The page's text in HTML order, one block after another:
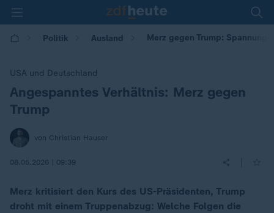
Politik Ausland Merz gegen Trump:
USA und Deutschland
:
Angespanntes Verhältnis: Merz gegen
Trump
von Christian Hauser
08.05.2026 | 09:39
Merz kritisiert den Kurs des US-Präsidenten, Trump
droht mit einem Truppenabzug: Welche Folgen die